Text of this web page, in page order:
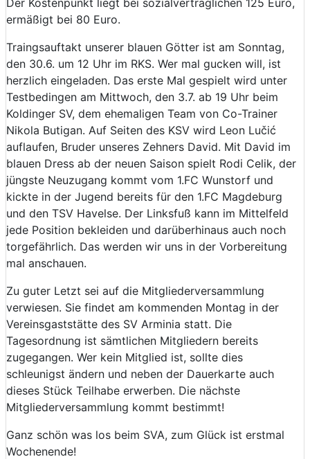
ermäßigt bei 80 Euro.
Traingsauftakt unserer blauen Götter ist am Sonntag,
den 30.6. um 12 Uhr im RKS. Wer mal gucken will, ist
herzlich eingeladen. Das erste Mal gespielt wird unter
Testbedingen am Mittwoch, den 3.7. ab 19 Uhr beim
Koldinger SV, dem ehemaligen Team von Co-Trainer
Nikola Butigan. Auf Seiten des KSV wird Leon Lučić
auflaufen, Bruder unseres Zehners David. Mit David im
blauen Dress ab der neuen Saison spielt Rodi Celik, der
jüngste Neuzugang kommt vom 1.FC Wunstorf und
kickte in der Jugend bereits für den 1.FC Magdeburg
und den TSV Havelse. Der Linksfuß kann im Mittelfeld
jede Position bekleiden und darüberhinaus auch noch
torgefährlich. Das werden wir uns in der Vorbereitung
mal anschauen.
Zu guter Letzt sei auf die Mitgliederversammlung
verwiesen. Sie findet am kommenden Montag in der
Vereinsgaststätte des SV Arminia statt. Die
Tagesordnung ist sämtlichen Mitgliedern bereits
zugegangen. Wer kein Mitglied ist, sollte dies
schleunigst ändern und neben der Dauerkarte auch
dieses Stück Teilhabe erwerben. Die nächste
Mitgliederversammlung kommt bestimmt!
Ganz schön was los beim SVA, zum Glück ist erstmal
Wochenende!